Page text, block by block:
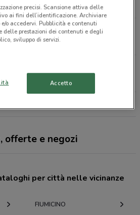
Roma
offerte e negozi
per città nelle vicinanze
FIUMICINO
precisi. Scansione attiva delle
ai fini dell’identificazione. Archiviare
o accedervi. Pubblicità e contenuti
delle prestazioni dei contenuti e degli
sviluppo di servizi.
Accetto